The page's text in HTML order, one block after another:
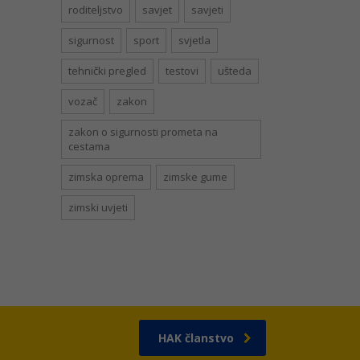
roditeljstvo savjet savjeti
sigurnost sport svjetla
tehnički pregled testovi ušteda
vozač zakon
zakon o sigurnosti prometa na
cestama
zimska oprema zimske gume
zimski uvjeti
HAK članstvo